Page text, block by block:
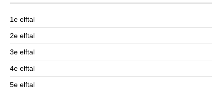
1e elftal
2e elftal
3e elftal
4e elftal
5e elftal